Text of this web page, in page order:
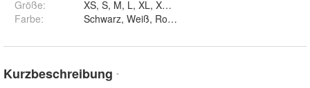
Größe:
Farbe:
Kurzbeschreibung *